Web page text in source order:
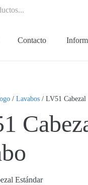
Contacto
/ Lavabos/ LV51 Cabezal
Estándar